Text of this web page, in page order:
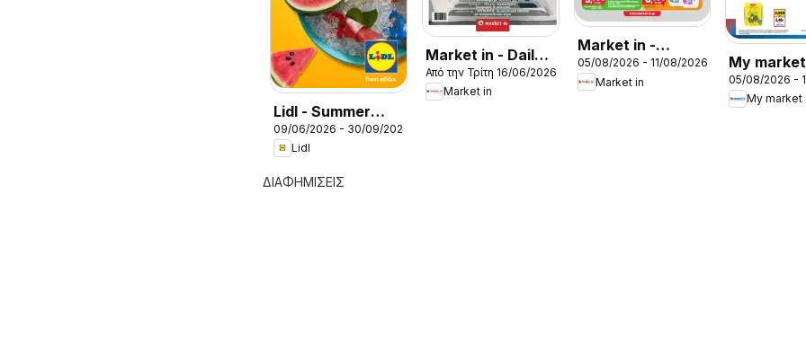
Lidl - Summer
Booklet
09/06/2026 - 30/09/2026
Lidl
Market in - Daily
Life
Από την Τρίτη 16/06/2026
Market in
Market in -
Προσφορές
05/08/2026 - 11/08/2026
Market in
My
05/08/2026 -
My market
ΔΙΑΦΗΜΙΣΕΙΣ